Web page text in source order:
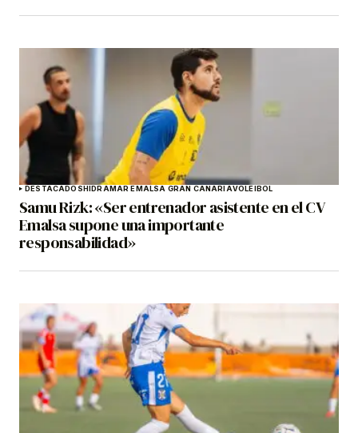
DESTACADOSHIDRAMAR EMALSA GRAN CANARIAVOLEIBOL
Samu Rizk: «Ser entrenador asistente en el CV
Emalsa supone una importante
responsabilidad»